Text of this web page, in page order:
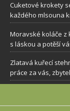
Cuketové krokety
každého mlsouna
Moravské koláče z
s láskou a potěší
Zlatavá kuřecí
práce za vás,